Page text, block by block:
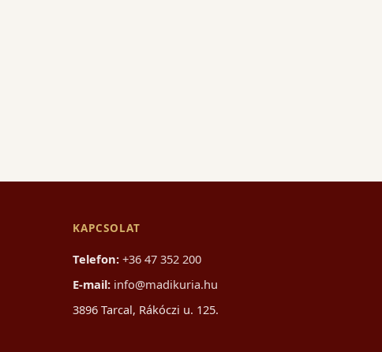
KAPCSOLAT
Telefon: +36 47 352 200
E-mail: info@madikuria.hu
3896 Tarcal, Rákóczi u. 125.